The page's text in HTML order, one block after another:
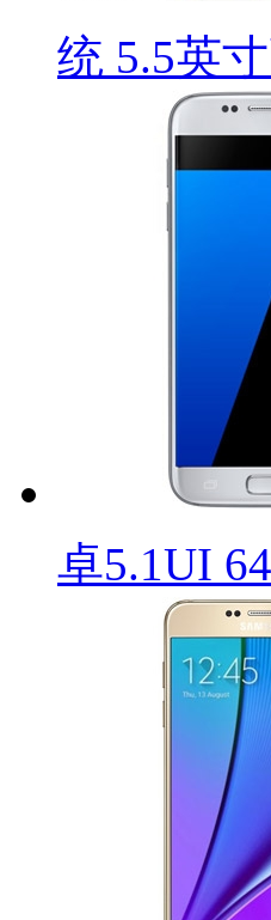
统 5.5英
卓5.1UI